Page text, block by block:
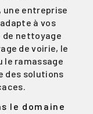
une entreprise
à vos
de nettoyage
de voirie, le
le ramassage
des solutions
le domaine